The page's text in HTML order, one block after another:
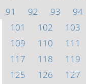
91
92 93 94
101
102 103
109
110 111
117
118 119
125
126 127